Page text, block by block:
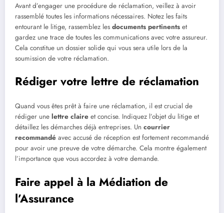
Avant d’engager une procédure de réclamation, veillez à avoir
rassemblé toutes les informations nécessaires. Notez les faits
entourant le litige, rassemblez les documents pertinents et
gardez une trace de toutes les communications avec votre assureur.
Cela constitue un dossier solide qui vous sera utile lors de la
soumission de votre réclamation.
Rédiger votre lettre de réclamation
Quand vous êtes prêt à faire une réclamation, il est crucial de
rédiger une lettre claire et concise. Indiquez l’objet du litige et
détaillez les démarches déjà entreprises. Un courrier
recommandé avec accusé de réception est fortement recommandé
pour avoir une preuve de votre démarche. Cela montre également
l’importance que vous accordez à votre demande.
Faire appel à la Médiation de
l’Assurance